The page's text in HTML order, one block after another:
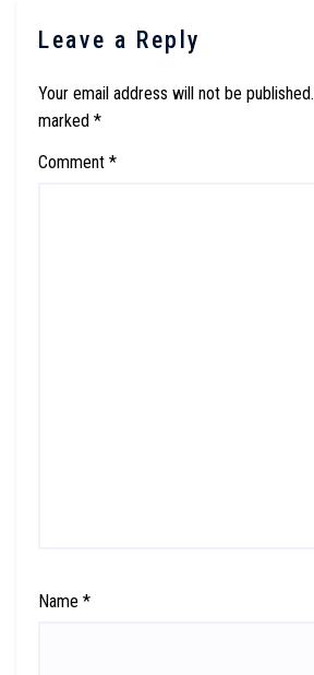
Leave a Reply
Your email address will not be published.
marked *
Comment *
Name *